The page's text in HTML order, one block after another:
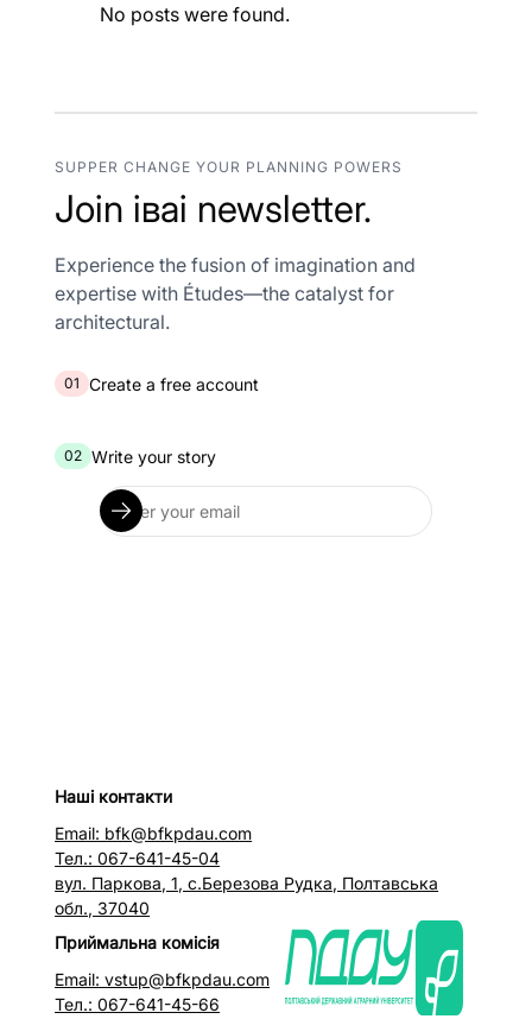
No posts were found.
SUPPER CHANGE YOUR PLANNING POWERS
Join іваі newsletter.
Experience the fusion of imagination and
expertise with Études—the catalyst for
architectural.
01 Create a free account
02 Write your story
Наші контакти
Email: bfk@bfkpdau.com
Тел.: 067-641-45-04
вул. Паркова, 1, с.Березова Рудка, Полтавська
обл., 37040
Приймальна комісія
Email: vstup@bfkpdau.com
Тел.: 067-641-45-66